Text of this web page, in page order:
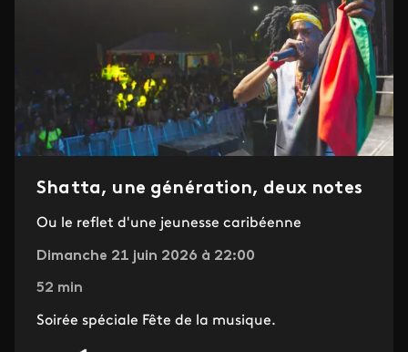
Shatta, une génération, deux notes
Ou le reflet d'une jeunesse caribéenne
Dimanche 21 juin 2026 à 22:00
52 min
Soirée spéciale Fête de la musique.